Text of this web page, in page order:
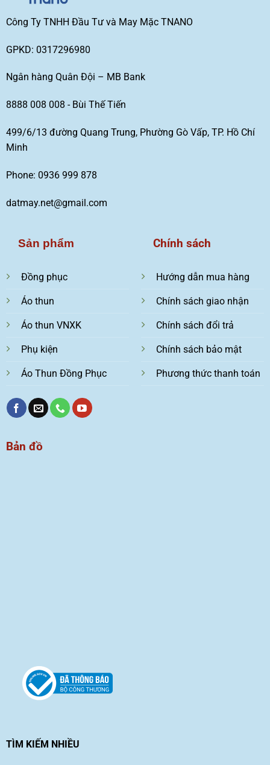
Công Ty TNHH Đầu Tư và May Mặc TNANO
GPKD: 0317296980
Ngân hàng Quân Đội – MB Bank
8888 008 008 - Bùi Thế Tiến
499/6/13 đường Quang Trung, Phường Gò Vấp, TP. Hồ Chí
Minh
Phone: 0936 999 878
datmay.net@gmail.com
Sản phẩm
Đồng phục
Áo thun
Áo thun VNXK
Phụ kiện
Áo Thun Đồng Phục
Chính sách
Hướng dẫn mua hàng
Chính sách giao nhận
Chính sách đổi trả
Chính sách bảo mật
Phương thức thanh toán
Bản đồ
TÌM KIẾM NHIỀU